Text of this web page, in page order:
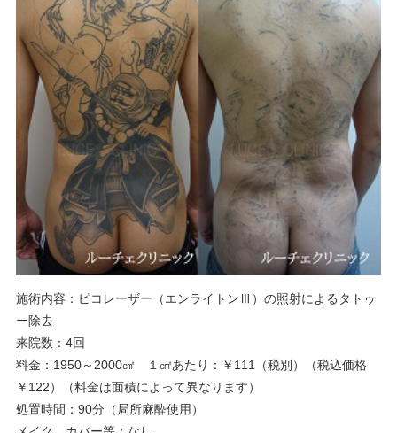
施術内容：ピコレーザー（エンライトンⅢ）の照射によるタトゥ
ー除去
来院数：4回
料金：1950～2000㎠ １㎠あたり：￥111（税別）（税込価格
￥122）（料金は面積によって異なります）
処置時間：90分（局所麻酔使用）